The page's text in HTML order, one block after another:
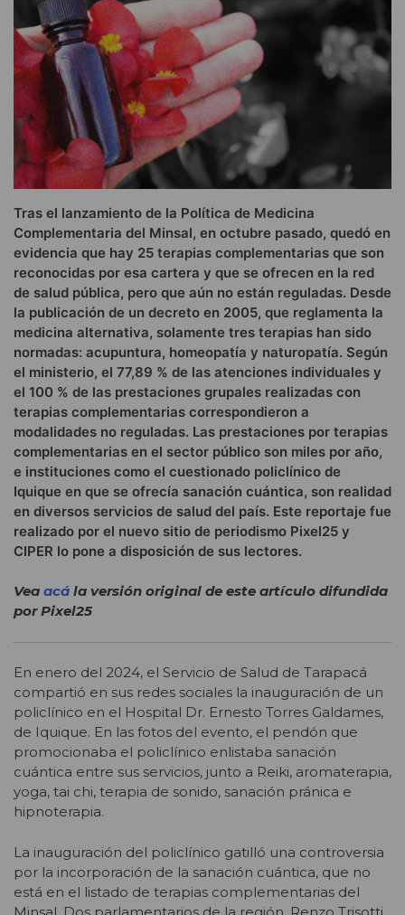
Tras el lanzamiento de la Política de Medicina
Complementaria del Minsal, en octubre pasado, quedó en
evidencia que hay 25 terapias complementarias que son
reconocidas por esa cartera y que se ofrecen en la red
de salud pública, pero que aún no están reguladas. Desde
la publicación de un decreto en 2005, que reglamenta la
medicina alternativa, solamente tres terapias han sido
normadas: acupuntura, homeopatía y naturopatía. Según
el ministerio, el 77,89 % de las atenciones individuales y
el 100 % de las prestaciones grupales realizadas con
terapias complementarias correspondieron a
modalidades no reguladas. Las prestaciones por terapias
complementarias en el sector público son miles por año,
e instituciones como el cuestionado policlínico de
Iquique en que se ofrecía sanación cuántica, son realidad
en diversos servicios de salud del país. Este reportaje fue
realizado por el nuevo sitio de periodismo Pixel25 y
CIPER lo pone a disposición de sus lectores.
Vea acá la versión original de este artículo difundida
por Pixel25
En enero del 2024, el Servicio de Salud de Tarapacá
compartió en sus redes sociales la inauguración de un
policlínico en el Hospital Dr. Ernesto Torres Galdames,
de Iquique. En las fotos del evento, el pendón que
promocionaba el policlínico enlistaba sanación
cuántica entre sus servicios, junto a Reiki, aromaterapia,
yoga, tai chi, terapia de sonido, sanación pránica e
hipnoterapia.
La inauguración del policlínico gatilló una controversia
por la incorporación de la sanación cuántica, que no
está en el listado de terapias complementarias del